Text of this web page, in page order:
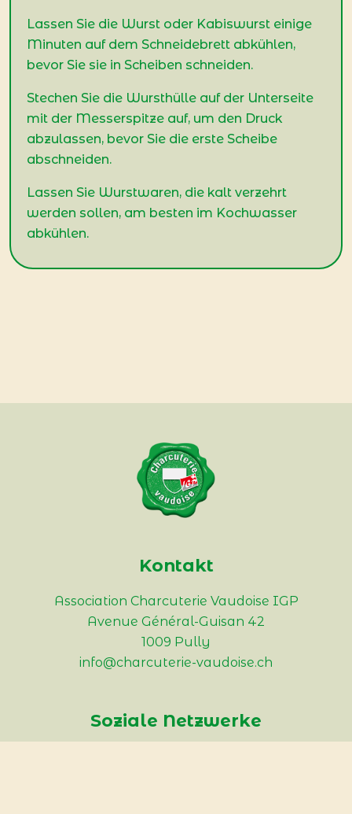
Lassen Sie die Wurst oder Kabiswurst einige
Minuten auf dem Schneidebrett abkühlen,
bevor Sie sie in Scheiben schneiden.
Stechen Sie die Wursthülle auf der Unterseite
mit der Messerspitze auf, um den Druck
abzulassen, bevor Sie die erste Scheibe
abschneiden.
Lassen Sie Wurstwaren, die kalt verzehrt
werden sollen, am besten im Kochwasser
abkühlen.
Kontakt
Association Charcuterie Vaudoise IGP
Avenue Général-Guisan 42
1009 Pully
info@charcuterie-vaudoise.ch
Soziale Netzwerke